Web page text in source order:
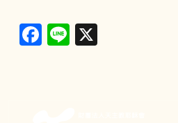
Facebook
Line